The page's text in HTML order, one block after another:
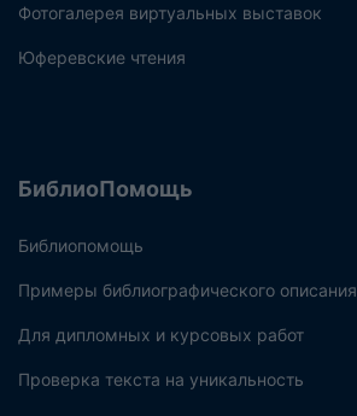
Фотогалерея виртуальных выставок
Юферевские чтения
БиблиоПомощь
Библиопомощь
Примеры библиографического описания
Для дипломных и курсовых работ
Проверка текста на уникальность